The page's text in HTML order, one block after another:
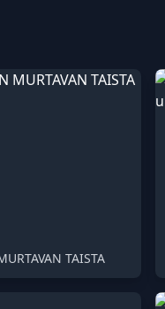
TAISTA